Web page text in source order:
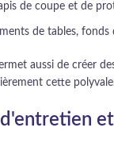
de coupe et de
de tables,
aussi de créer
cette